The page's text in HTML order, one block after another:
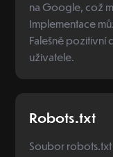
na Google, což
Implementace
Falešně pozitivní
uživatele.
Robots.txt
Soubor robots.txt